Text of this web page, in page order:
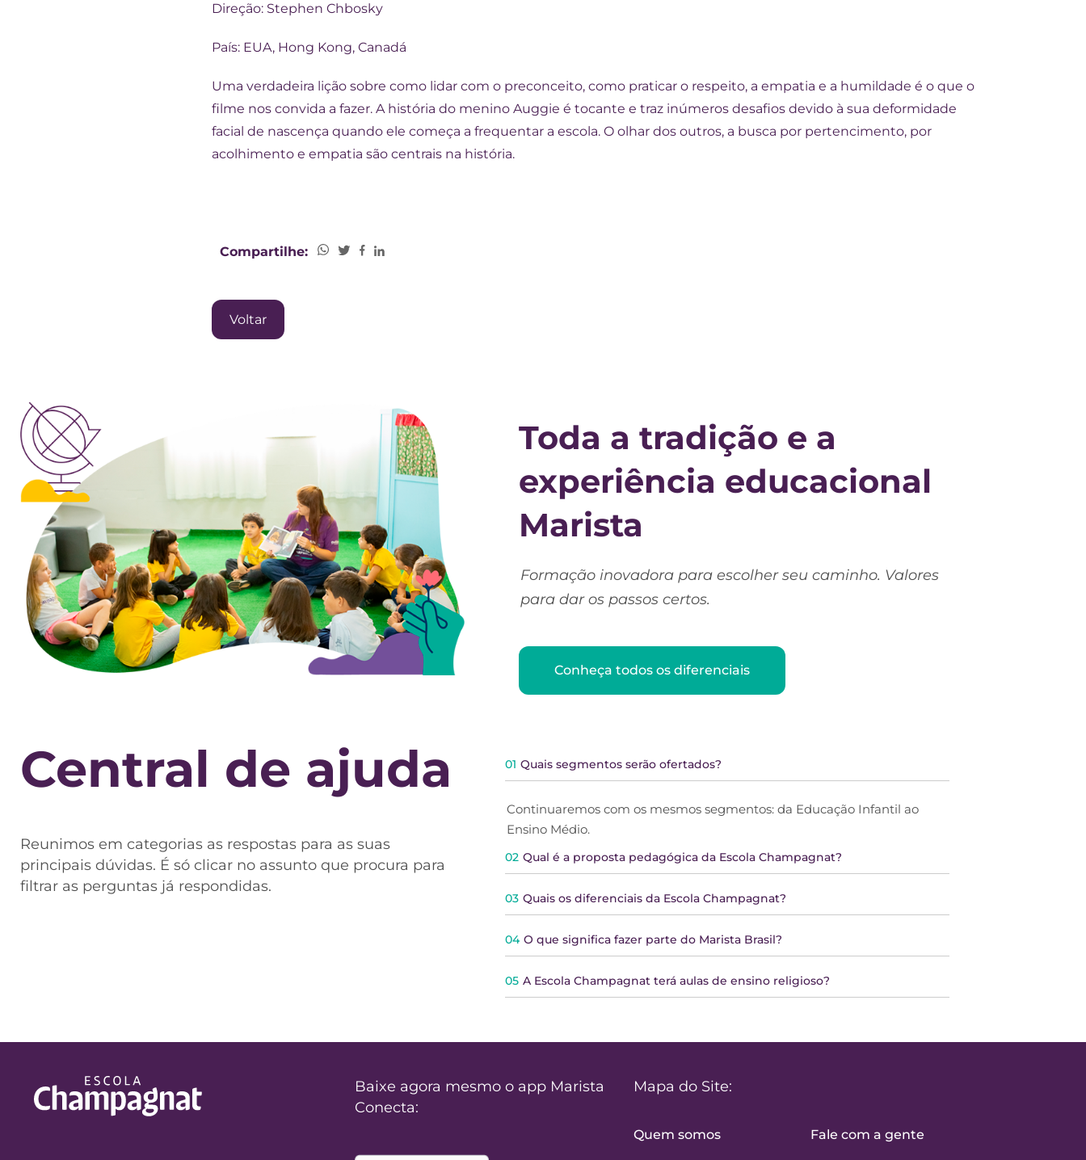
Direção: Stephen Chbosky
País: EUA, Hong Kong, Canadá
Uma verdadeira lição sobre como lidar com o preconceito, como praticar o respeito, a empatia e a humildade é o que o
filme nos convida a fazer. A história do menino Auggie é tocante e traz inúmeros desafios devido à sua deformidade
facial de nascença quando ele começa a frequentar a escola. O olhar dos outros, a busca por pertencimento, por
acolhimento e empatia são centrais na história.
Compartilhe:
Voltar
Toda a tradição e a
experiência educacional
Marista
Formação inovadora para escolher seu caminho. Valores
para dar os passos certos.
Conheça todos os diferenciais
Central de ajuda
Reunimos em categorias as respostas para as suas
principais dúvidas. É só clicar no assunto que procura para
filtrar as perguntas já respondidas.
01 Quais segmentos serão ofertados?
Continuaremos com os mesmos segmentos: da Educação Infantil ao
Ensino Médio.
02 Qual é a proposta pedagógica da Escola Champagnat?
03 Quais os diferenciais da Escola Champagnat?
04 O que significa fazer parte do Marista Brasil?
05 A Escola Champagnat terá aulas de ensino religioso?
Baixe agora mesmo o app Marista
Conecta:
Mapa do Site:
Quem somos Fale com a gente